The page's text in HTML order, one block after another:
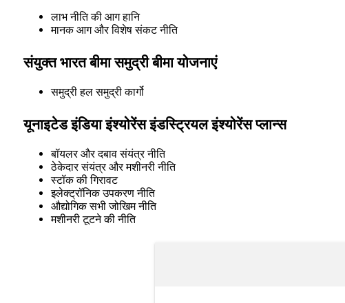
लाभ नीति की आग हानि
मानक आग और विशेष संकट नीति
संयुक्त भारत बीमा समुद्री बीमा योजनाएं
समुद्री हल समुद्री कार्गो
यूनाइटेड इंडिया इंश्योरेंस इंडस्ट्रियल इंश्योरेंस प्लान्स
बॉयलर और दबाव संयंत्र नीति
ठेकेदार संयंत्र और मशीनरी नीति
स्टॉक की गिरावट
इलेक्ट्रॉनिक उपकरण नीति
औद्योगिक सभी जोखिम नीति
मशीनरी टूटने की नीति